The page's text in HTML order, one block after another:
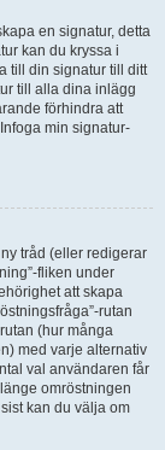
en signatur, detta
kan du kryssa i
till din signatur till ditt
till alla dina inlägg
förhindra att
min signatur-
tråd (eller redigerar
fliken under
att skapa
rutan
(hur många
med varje alternativ
val användaren får
omröstningen
kan du välja om